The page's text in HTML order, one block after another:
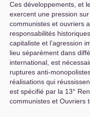
Ces développements, et
exercent une pression
communistes et ouvriers
responsabilités
capitaliste et l’agression
lieu séparément dans
international, est
ruptures anti-
réalisations qui
est spécifié par la 13°
communistes et Ouvriers